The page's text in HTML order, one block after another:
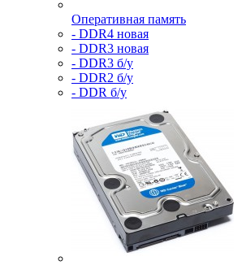
Оперативная память
- DDR4 новая
- DDR3 новая
- DDR3 б/у
- DDR2 б/у
- DDR б/у